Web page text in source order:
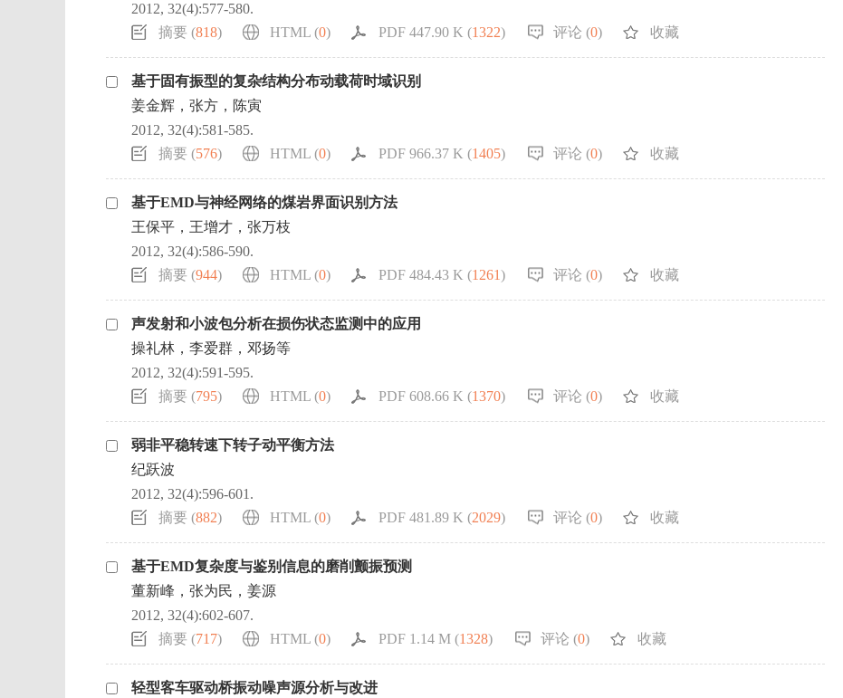
2012, 32(4):577-580.
摘要 (818) HTML (0) PDF 447.90 K (1322) 评论 (0) 收藏
基于固有振型的复杂结构分布动载荷时域识别
姜金辉，张方，陈寅
2012, 32(4):581-585.
摘要 (576) HTML (0) PDF 966.37 K (1405) 评论 (0) 收藏
基于EMD与神经网络的煤岩界面识别方法
王保平，王增才，张万枝
2012, 32(4):586-590.
摘要 (944) HTML (0) PDF 484.43 K (1261) 评论 (0) 收藏
声发射和小波包分析在损伤状态监测中的应用
操礼林，李爱群，邓扬等
2012, 32(4):591-595.
摘要 (795) HTML (0) PDF 608.66 K (1370) 评论 (0) 收藏
弱非平稳转速下转子动平衡方法
纪跃波
2012, 32(4):596-601.
摘要 (882) HTML (0) PDF 481.89 K (2029) 评论 (0) 收藏
基于EMD复杂度与鉴别信息的磨削颤振预测
董新峰，张为民，姜源
2012, 32(4):602-607.
摘要 (717) HTML (0) PDF 1.14 M (1328) 评论 (0) 收藏
轻型客车驱动桥振动噪声源分析与改进